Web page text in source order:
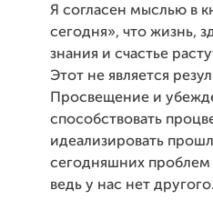
Я согласен мыслью в
сегодня», что жизнь,
знания и счастье
Этот не является
Просвещение и
способствовать
идеализировать
сегодняшних
ведь у нас нет другого.